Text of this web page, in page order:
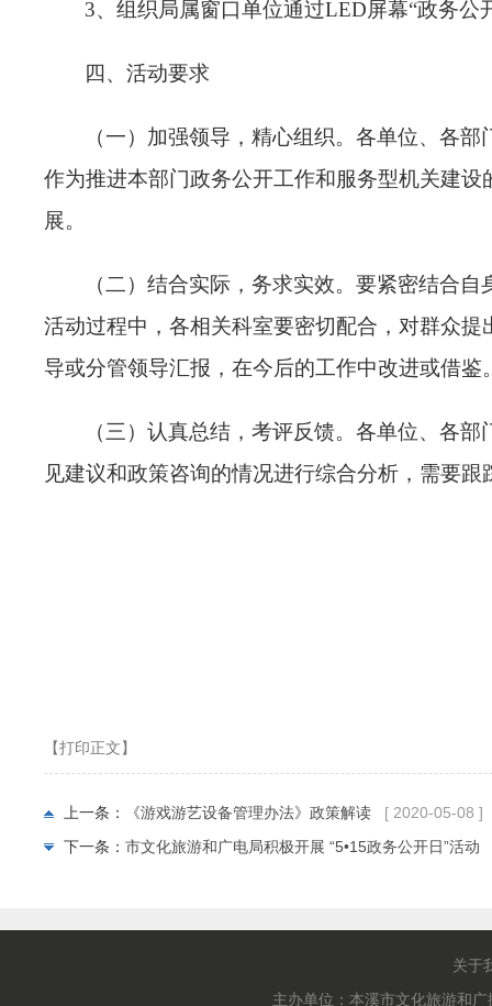
3、组织局属窗口单位通过LED屏幕“政务公
四、活动要求
（一）加强领导，精心组织。各单位、各
作为推进本部门政务公开工作和服务型机关建设
展。
（二）结合实际，务求实效。要紧密结合
活动过程中，各相关科室要密切配合，对群众提
导或分管领导汇报，在今后的工作中改进或借鉴
（三）认真总结，考评反馈。各单位、各
见建议和政策咨询的情况进行综合分析，需要
【打印正文】
上一条： 《游戏游艺设备管理办法》政策解读
[ 2020-05-08 ]
下一条： 市文化旅游和广电局积极开展 “5•15政务公开日”活动
关于
主办单位：本溪市文化旅游和